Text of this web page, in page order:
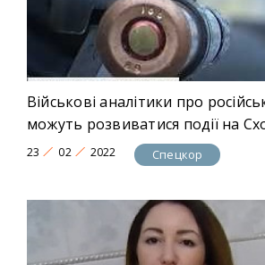
Військові аналітики про
можуть розвиватися події на
23 02 2022 Спецкор